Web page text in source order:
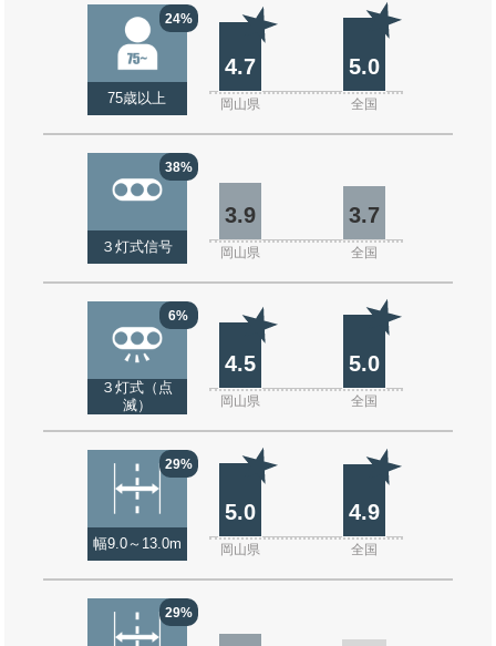
24%
75歳以上
4.7 5.0
岡山県 全国
38%
３灯式信号
3.9 3.7
岡山県 全国
6%
３灯式（点
滅）
4.5 5.0
岡山県 全国
29%
幅9.0～13.0m
5.0 4.9
岡山県 全国
29%